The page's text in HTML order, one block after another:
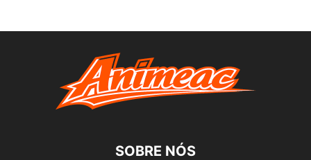
SOBRE NÓS